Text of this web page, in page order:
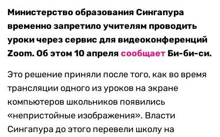
Министерство образования Сингапура
временно запретило учителям проводить
уроки через сервис для видеоконференций
Zoom. Об этом 10 апреля сообщает Би-би-си.
Это решение приняли после того, как во время
трансляции одного из уроков на экране
компьютеров школьников появились
«непристойные изображения». Власти
Сингапура до этого перевели школу на